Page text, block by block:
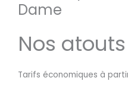
Dame
Nos atouts
Tarifs économiques à